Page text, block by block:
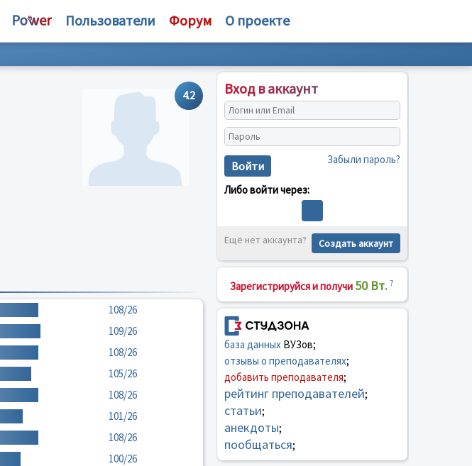
Пользователи Форум О проекте
4.2
108/26
109/26
108/26
105/26
108/26
101/26
108/26
100/26
Вход в аккаунт
Войти Забыли пароль?
Либо войти через:
Ещё нет аккаунта? Создать аккаунт
Зарегистрируйся и получи 50 Вт. ?
база данныхВУЗов;
отзывы о преподавателях;
добавить преподавателя;
рейтинг преподавателей;
статьи;
анекдоты;
пообщаться;